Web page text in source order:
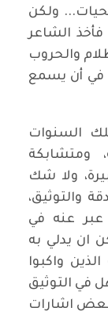
ولكن
الشاعر
والحروب
في أن يسمع
السنوات
ومتشابكة
ولا شك
والتوثيق،
عبر عنه في
ان يدلي به
واكبوا
في التوثيق
بعض اشارات